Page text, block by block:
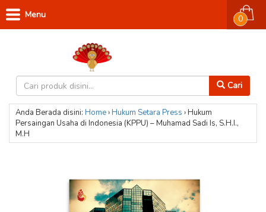
Cari
0
Menu
Anda Berada disini: Home›Hukum Setara Press ›Hukum
Persaingan Usaha di Indonesia (KPPU) – Muhamad Sadi Is, S.H.I.,
M.H